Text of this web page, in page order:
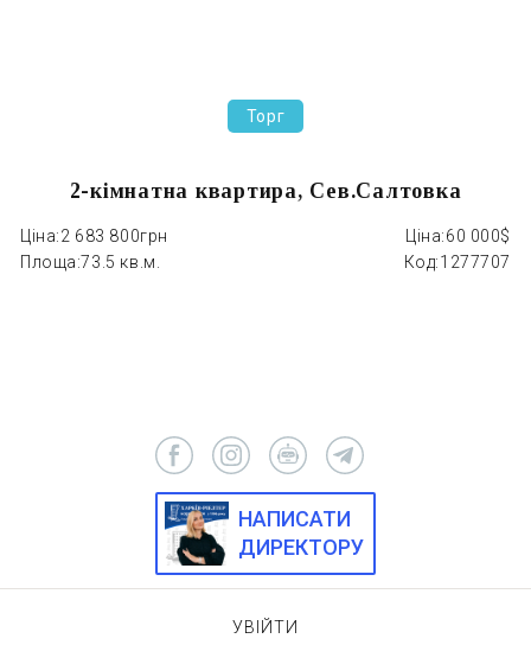
Торг
2-кімнатна квартира, Сев.Салтовка
Ціна:2 683 800грн Ціна:60 000$
Площа:73.5 кв.м. Код:1277707
НАПИСАТИ
ДИРЕКТОРУ
УВІЙТИ